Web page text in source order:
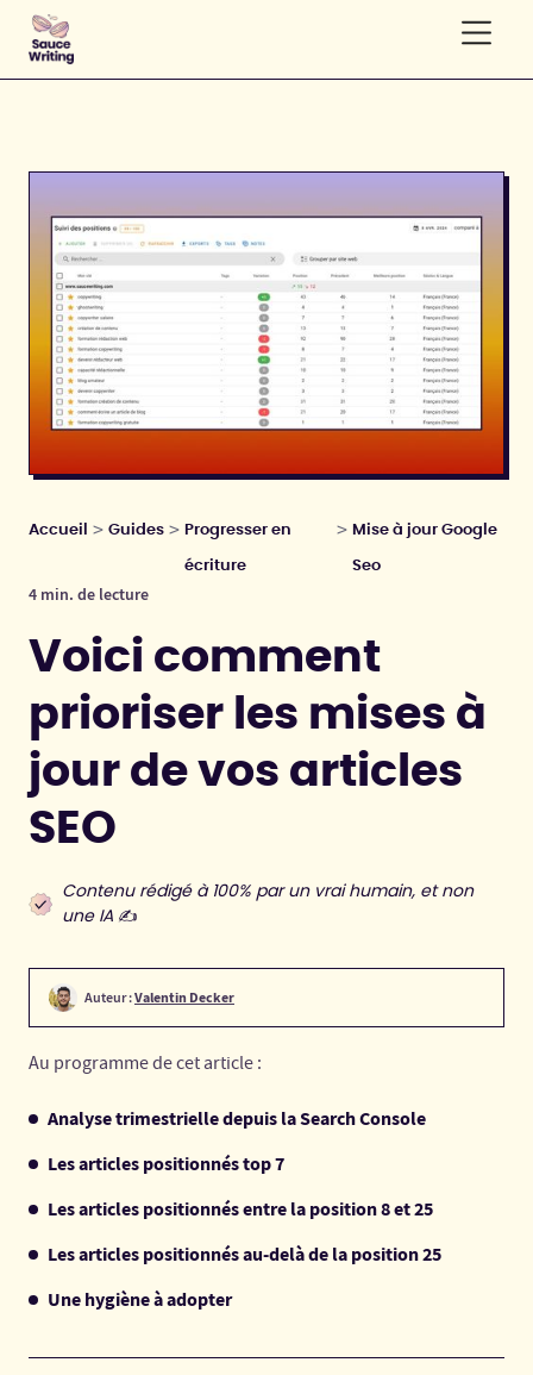
Accueil > Guides > Progresser en
écriture
>Mise à jour Google
Seo
4 min. de lecture
Voici comment
prioriser les mises à
jour de vos articles
SEO
Contenu rédigé à 100% par un vrai humain, et non
une IA ✍️
Auteur :Valentin Decker
Au programme de cet article :
Analyse trimestrielle depuis la Search Console
Les articles positionnés top 7
Les articles positionnés entre la position 8 et 25
Les articles positionnés au-delà de la position 25
Une hygiène à adopter